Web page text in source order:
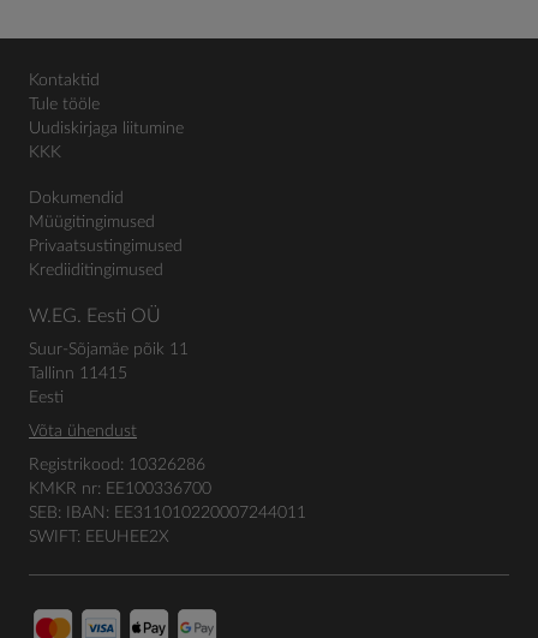
Kontaktid
Tule tööle
Uudiskirjaga liitumine
KKK
Dokumendid
Müügitingimused
Privaatsustingimused
Krediiditingimused
W.EG. Eesti OÜ
Suur-Sõjamäe põik 11
Tallinn 11415
Eesti
Võta ühendust
Registrikood: 10326286
KMKR nr: EE100336700
SEB: IBAN: EE311010220007244011
SWIFT: EEUHEE2X